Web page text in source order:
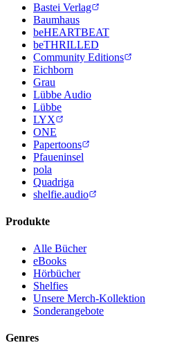
Bastei Verlag
Baumhaus
beHEARTBEAT
beTHRILLED
Community Editions
Eichborn
Grau
Lübbe Audio
Lübbe
LYX
ONE
Papertoons
Pfaueninsel
pola
Quadriga
shelfie.audio
Produkte
Alle Bücher
eBooks
Hörbücher
Shelfies
Unsere Merch-Kollektion
Sonderangebote
Genres